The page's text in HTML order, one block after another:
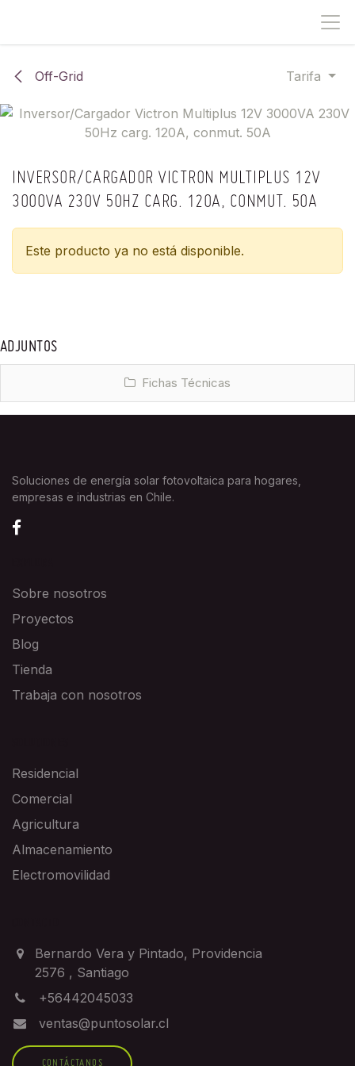
Off-Grid Tarifa
INVERSOR/CARGADOR VICTRON MULTIPLUS 12V
3000VA 230V 50HZ CARG. 120A, CONMUT. 50A
Este producto ya no está disponible.
ADJUNTOS
Fichas Técnicas
Soluciones de energía solar fotovoltaica para hogares,
empresas e industrias en Chile.
Sobre nosotros
Proyectos
Blog
Tienda
Trabaja con nosotros
Residencial
Comercial
Agricultura
Almacenamiento
Electromovilidad
Bernardo Vera y Pintado, Providencia
2576 , Santiago
+56442045033
ventas@puntosolar.cl
CONTÁCTANOS